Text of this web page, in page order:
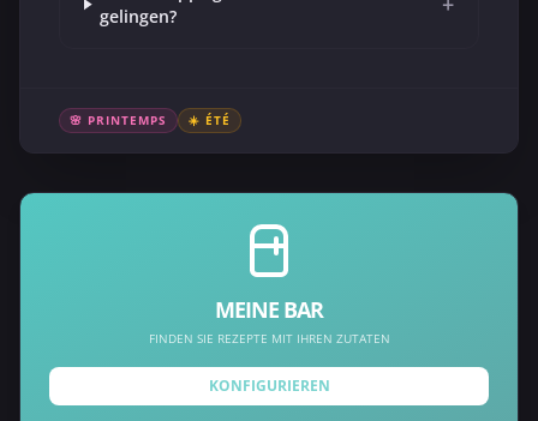
gelingen?
🌸 PRINTEMPS ☀️ ÉTÉ
MEINE BAR
FINDEN SIE REZEPTE MIT IHREN ZUTATEN
KONFIGURIEREN